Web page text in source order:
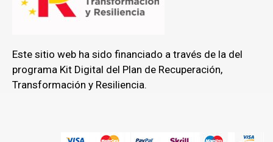
Este sitio web ha sido financiado a través de la del
programa Kit Digital del Plan de Recuperación,
Transformación y Resiliencia.